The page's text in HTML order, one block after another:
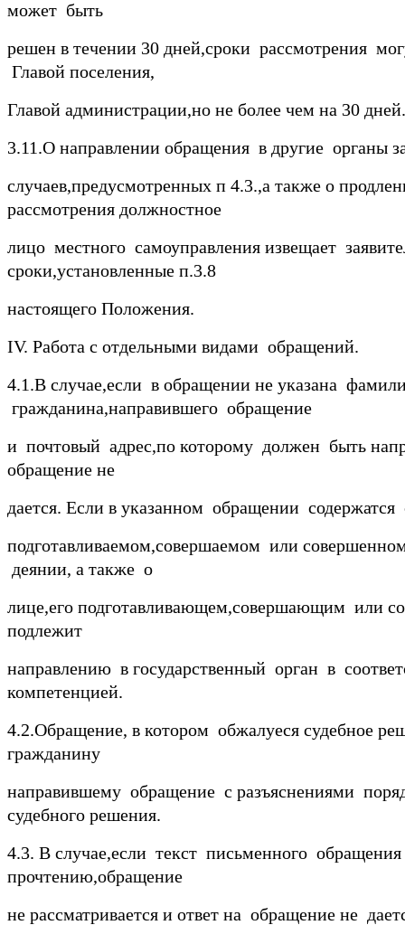
может быть
решен в течении 30 дней,сроки рассмотрения
Главой поселения,
Главой администрации,но не более чем на 30 дней.
3.11.О направлении обращения в другие органы
случаев,предусмотренных п 4.3.,а также о
рассмотрения должностное
лицо местного самоуправления извещает
сроки,установленные п.3.8
настоящего Положения.
IV. Работа с отдельными видами обращений.
4.1.В случае,если в обращении не указана
гражданина,направившего обращение
и почтовый адрес,по которому должен быть
обращение не
дается. Если в указанном обращении содержатся
подготавливаемом,совершаемом или
деянии, а также о
лице,его подготавливающем,совершающим или
подлежит
направлению в государственный орган в
компетенцией.
4.2.Обращение, в котором обжалуеся судебное
гражданину
направившему обращение с разъяснениями
судебного решения.
4.3. В случае,если текст письменного
прочтению,обращение
не рассматривается и ответ на обращение не